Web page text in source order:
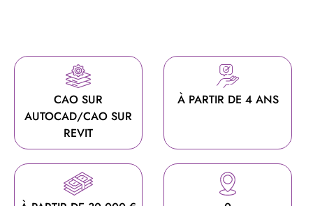
CAO SUR
AUTOCAD/CAO SUR
REVIT
À PARTIR DE 4 ANS